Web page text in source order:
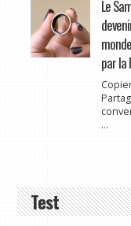
Le
par la
...
Test